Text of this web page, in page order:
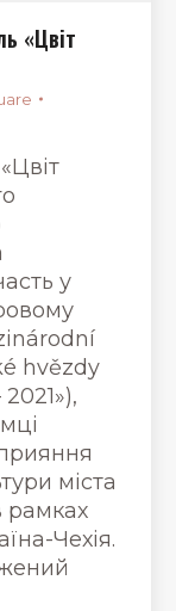
«Цвіт
у
hvězdy
міста
рамках
Чехія.